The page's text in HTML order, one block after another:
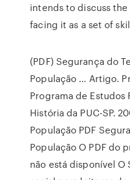
intends to discuss
facing it as a set of
(PDF) Segurança do
População ... Artigo.
Programa de Estudos
História da PUC-SP.
População PDF
População O PDF do
não está disponível O